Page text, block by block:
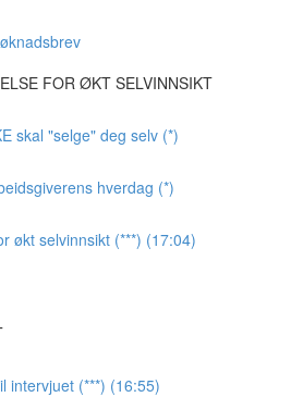
FOR ØKT SELVINNSIKT
skal "selge" deg selv (*)
hverdag (*)
økt selvinnsikt (***) (17:04)
intervjuet (***) (16:55)